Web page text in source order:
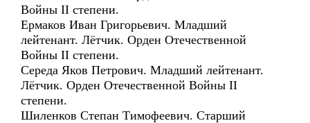
Войны II степени.
Ермаков Иван Григорьевич. Младший
лейтенант. Лётчик. Орден Отечественной
Войны II степени.
Середа Яков Петрович. Младший лейтенант.
Лётчик. Орден Отечественной Войны II
степени.
Шиленков Степан Тимофеевич. Старший